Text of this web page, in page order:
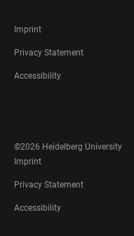
FOOTER
LEGAL
Imprint
Privacy Statement
Accessibility
MEDIA
©2026 Heidelberg University
FOOTER
LEGAL
Imprint
Privacy Statement
Accessibility